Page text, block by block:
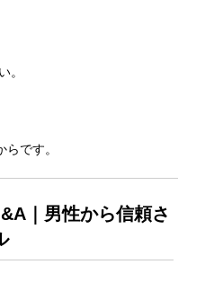
。
です。
｜男性から信頼さ